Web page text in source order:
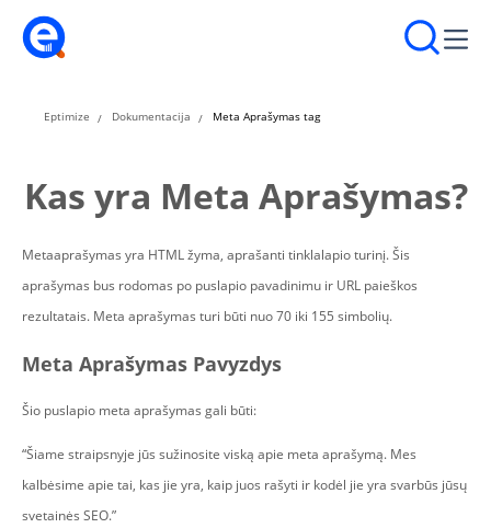
Eptimize Dokumentacija Meta Aprašymas tag
Kas yra Meta Aprašymas?
Metaaprašymas yra HTML žyma, aprašanti tinklalapio turinį. Šis
aprašymas bus rodomas po puslapio pavadinimu ir URL paieškos
rezultatais. Meta aprašymas turi būti nuo 70 iki 155 simbolių.
Meta Aprašymas Pavyzdys
Šio puslapio meta aprašymas gali būti:
“Šiame straipsnyje jūs sužinosite viską apie meta aprašymą. Mes
kalbėsime apie tai, kas jie yra, kaip juos rašyti ir kodėl jie yra svarbūs jūsų
svetainės SEO.”